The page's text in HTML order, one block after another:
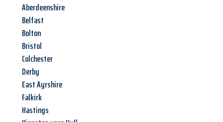
Aberdeenshire
Belfast
Bolton
Bristol
Colchester
Derby
East Ayrshire
Falkirk
Hastings